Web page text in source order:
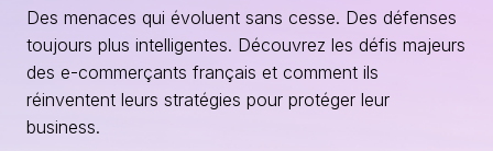
Des menaces qui évoluent sans cesse. Des défenses
toujours plus intelligentes. Découvrez les défis majeurs
des e-commerçants français et comment ils
réinventent leurs stratégies pour protéger leur
business.